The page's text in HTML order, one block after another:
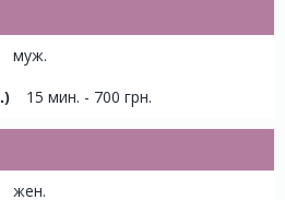
муж.
15 мин. - 700 грн.
жен.